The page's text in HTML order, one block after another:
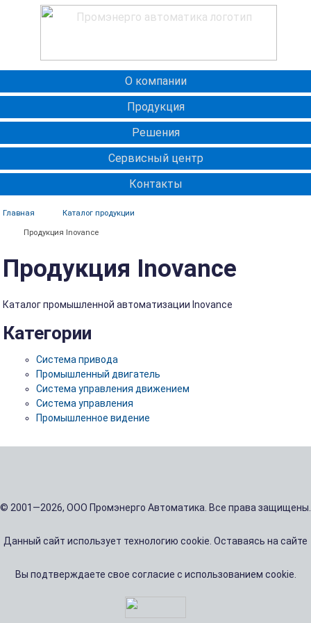
О компании
Продукция
Решения
Сервисный центр
Контакты
Главная Каталог продукции
Продукция Inovance
Продукция Inovance
Каталог промышленной автоматизации Inovance
Категории
Система привода
Промышленный двигатель
Система управления движением
Система управления
Промышленное видение
© 2001—2026, ООО Промэнерго Автоматика. Все права защищены.
Данный сайт использует технологию cookie. Оставаясь на сайте
Вы подтверждаете свое согласие с использованием cookie.